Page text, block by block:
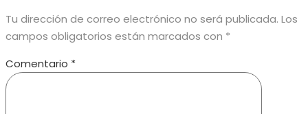
Tu dirección de correo electrónico no será publicada. Los
campos obligatorios están marcados con *
Comentario *